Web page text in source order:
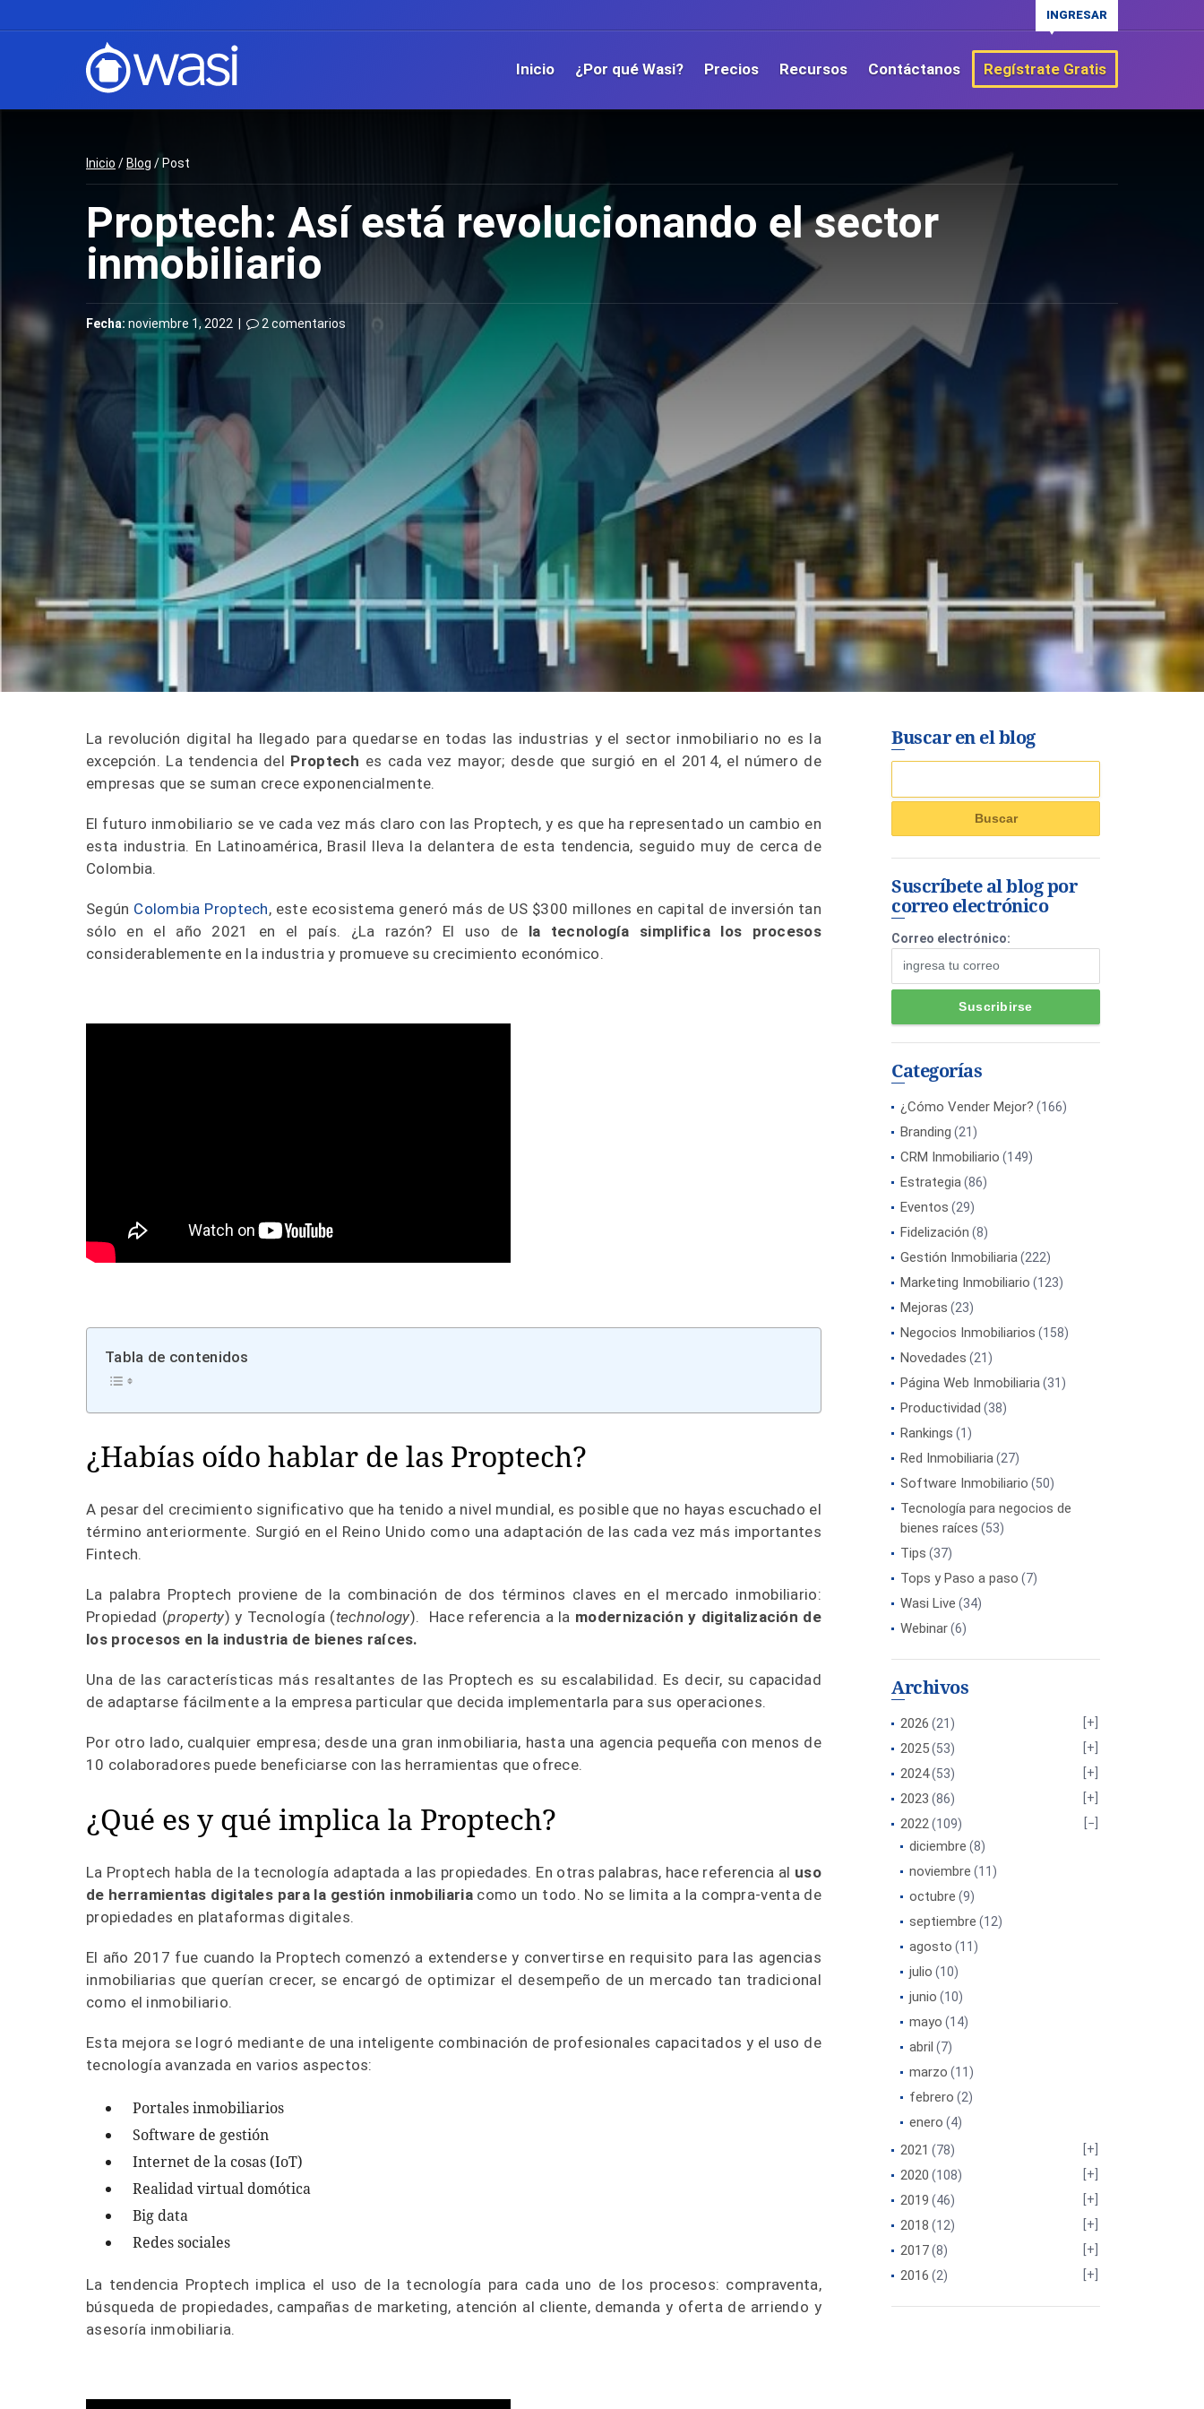
INGRESAR
Inicio ¿Por qué Wasi? Precios Recursos Contáctanos Regístrate Gratis
Inicio / Blog / Post
Proptech: Así está revolucionando el sector
inmobiliario
Fecha: noviembre 1, 2022 | 2 comentarios
La revolución digital ha llegado para quedarse en todas las industrias y el sector inmobiliario no es la
excepción. La tendencia del Proptech es cada vez mayor; desde que surgió en el 2014, el número de
empresas que se suman crece exponencialmente.
El futuro inmobiliario se ve cada vez más claro con las Proptech, y es que ha representado un cambio en
esta industria. En Latinoamérica, Brasil lleva la delantera de esta tendencia, seguido muy de cerca de
Colombia.
Según Colombia Proptech, este ecosistema generó más de US $300 millones en capital de inversión tan
sólo en el año 2021 en el país. ¿La razón? El uso de la tecnología simplifica los procesos
considerablemente en la industria y promueve su crecimiento económico.
Tabla de contenidos
¿Habías oído hablar de las Proptech?
A pesar del crecimiento significativo que ha tenido a nivel mundial, es posible que no hayas escuchado el
término anteriormente. Surgió en el Reino Unido como una adaptación de las cada vez más importantes
Fintech.
La palabra Proptech proviene de la combinación de dos términos claves en el mercado inmobiliario:
Propiedad (property) y Tecnología (technology). Hace referencia a la modernización y digitalización de
los procesos en la industria de bienes raíces.
Una de las características más resaltantes de las Proptech es su escalabilidad. Es decir, su capacidad
de adaptarse fácilmente a la empresa particular que decida implementarla para sus operaciones.
Por otro lado, cualquier empresa; desde una gran inmobiliaria, hasta una agencia pequeña con menos de
10 colaboradores puede beneficiarse con las herramientas que ofrece.
¿Qué es y qué implica la Proptech?
La Proptech habla de la tecnología adaptada a las propiedades. En otras palabras, hace referencia al uso
de herramientas digitales para la gestión inmobiliaria como un todo. No se limita a la compra-venta de
propiedades en plataformas digitales.
El año 2017 fue cuando la Proptech comenzó a extenderse y convertirse en requisito para las agencias
inmobiliarias que querían crecer, se encargó de optimizar el desempeño de un mercado tan tradicional
como el inmobiliario.
Esta mejora se logró mediante de una inteligente combinación de profesionales capacitados y el uso de
tecnología avanzada en varios aspectos:
Portales inmobiliarios
Software de gestión
Internet de la cosas (IoT)
Realidad virtual domótica
Big data
Redes sociales
La tendencia Proptech implica el uso de la tecnología para cada uno de los procesos: compraventa,
búsqueda de propiedades, campañas de marketing, atención al cliente, demanda y oferta de arriendo y
asesoría inmobiliaria.
Buscar en el blog
Suscríbete al blog por
correo electrónico
Correo electrónico:
Categorías
¿Cómo Vender Mejor? (166)
Branding (21)
CRM Inmobiliario (149)
Estrategia(86)
Eventos (29)
Fidelización (8)
Gestión Inmobiliaria(222)
Marketing Inmobiliario (123)
Mejoras (23)
Negocios Inmobiliarios (158)
Novedades (21)
Página Web Inmobiliaria(31)
Productividad (38)
Rankings (1)
Red Inmobiliaria(27)
Software Inmobiliario (50)
Tecnología para negocios de
bienes raíces (53)
Tips (37)
Tops y Paso a paso (7)
Wasi Live (34)
Webinar(6)
Archivos
2026 (21)
2025(53)
2024(53)
2023 (86)
2022(109)
diciembre (8)
noviembre (11)
octubre (9)
septiembre (12)
agosto (11)
julio (10)
junio (10)
mayo (14)
abril (7)
marzo (11)
febrero (2)
enero (4)
2021 (78)
2020 (108)
2019 (46)
2018 (12)
2017(8)
2016 (2)